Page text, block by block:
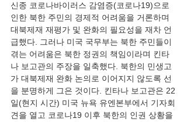
신종 코로나바이러스 감염증(코로나19)으로
인한 북한 주민의 경제적 어려움을 거론하며
대북제재 재평가 및 완화의 필요성을 재차 언
급했다. 그러나 미국 국무부는 북한 주민들이
겪는 어려움은 북한 정권의 책임이라며 킨타
나 보고관의 주장을 일축했다. 북한의 민생고
가 대북제재 완화 논의로 이어지지 않도록 선
을 분명하게 그은 것이다. 킨타나 보고관은 22
일(현지 시간) 미국 뉴욕 유엔본부에서 기자회
견을 열고 코로나19 이후 북한의 인권 상황을